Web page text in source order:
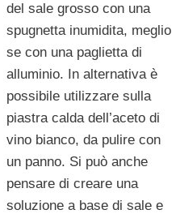
del sale grosso con una
spugnetta inumidita, meglio
se con una paglietta di
alluminio. In alternativa è
possibile utilizzare sulla
piastra calda dell’aceto di
vino bianco, da pulire con
un panno. Si può anche
pensare di creare una
soluzione a base di sale e